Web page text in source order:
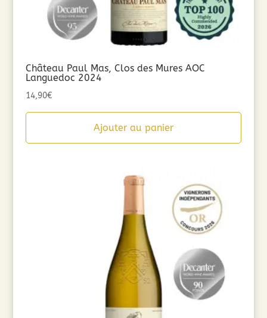
Château Paul Mas, Clos des Mures AOC
Languedoc 2024
14,90€
Ajouter au panier